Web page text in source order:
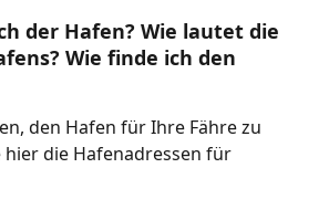
der Hafen? Wie lautet die
Wie finde ich den
den Hafen für Ihre Fähre zu
die Hafenadressen für